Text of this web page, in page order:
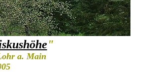
"
a. Main